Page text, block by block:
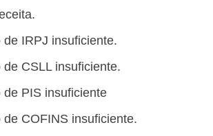
IRPJ insuficiente.
CSLL insuficiente.
PIS insuficiente
COFINS insuficiente.